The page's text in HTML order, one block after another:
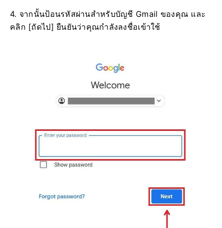
4. จากนั้นป้อนรหัสผ่านสำหรับบัญชี Gmail ของคุณ และ
คลิก [ถัดไป] ยืนยันว่าคุณกำลังลงชื่อเข้าใช้